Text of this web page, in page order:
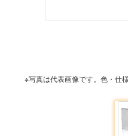
※写真は代表画像です。色・仕